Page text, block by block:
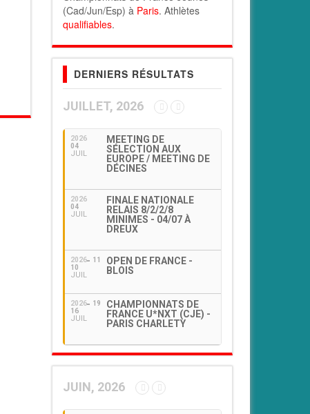
(Cad/Jun/Esp) à Paris. Athlètes
qualifiables.
DERNIERS RÉSULTATS
JUILLET, 2026
2026
04
JUIL
MEETING DE
SÉLECTION AUX
EUROPE / MEETING DE
DÉCINES
2026
04
JUIL
FINALE NATIONALE
RELAIS 8/2/2/8
MINIMES - 04/07 À
DREUX
2026
10
JUIL
11
OPEN DE FRANCE -
BLOIS
2026
16
JUIL
19
CHAMPIONNATS DE
FRANCE U*NXT (CJE) -
PARIS CHARLETY
JUIN, 2026